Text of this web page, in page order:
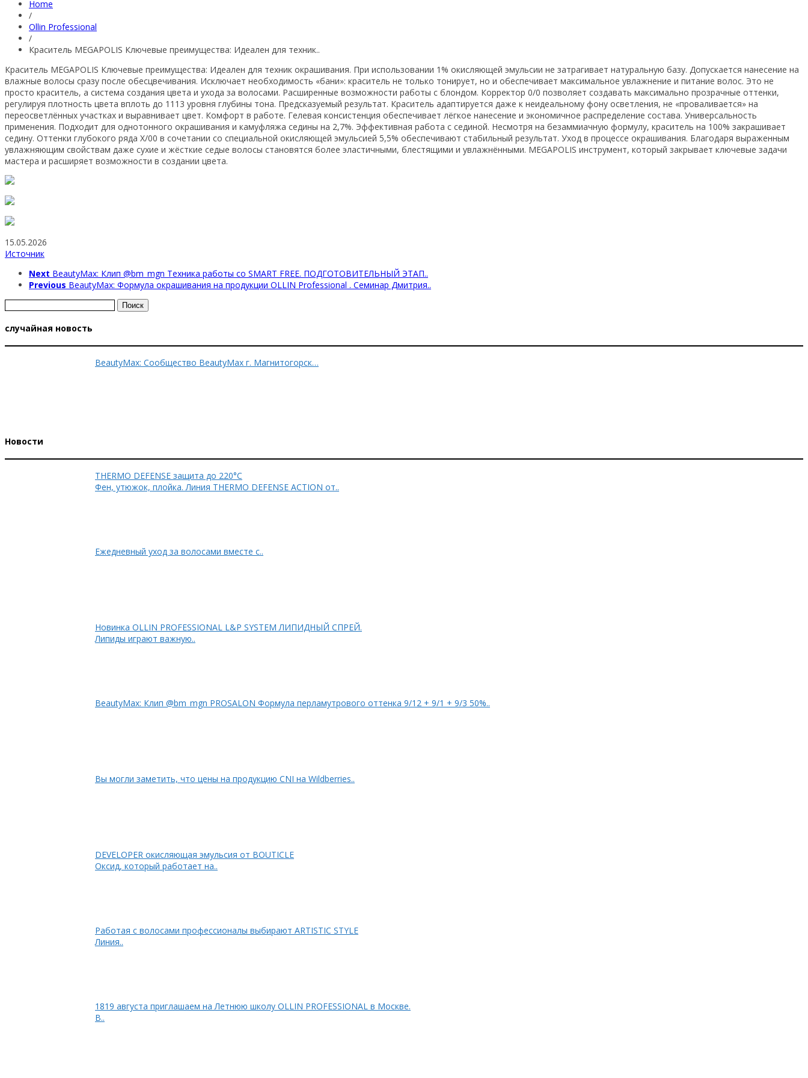
Home
/
Ollin Professional
/
Краситель MEGAPOLIS Ключевые преимущества: Идеален для техник..
Краситель MEGAPOLIS Ключевые преимущества: Идеален для техник окрашивания. При использовании 1% окисляющей эмульсии не затрагивает натуральную базу. Допускается нанесение на
влажные волосы сразу после обесцвечивания. Исключает необходимость «бани»: краситель не только тонирует, но и обеспечивает максимальное увлажнение и питание волос. Это не
просто краситель, а система создания цвета и ухода за волосами. Расширенные возможности работы с блондом. Корректор 0/0 позволяет создавать максимально прозрачные оттенки,
регулируя плотность цвета вплоть до 1113 уровня глубины тона. Предсказуемый результат. Краситель адаптируется даже к неидеальному фону осветления, не «проваливается» на
переосветлённых участках и выравнивает цвет. Комфорт в работе. Гелевая консистенция обеспечивает лёгкое нанесение и экономичное распределение состава. Универсальность
применения. Подходит для однотонного окрашивания и камуфляжа седины на 2,7%. Эффективная работа с сединой. Несмотря на безаммиачную формулу, краситель на 100% закрашивает
седину. Оттенки глубокого ряда Х/00 в сочетании со специальной окисляющей эмульсией 5,5% обеспечивают стабильный результат. Уход в процессе окрашивания. Благодаря выраженным
увлажняющим свойствам даже сухие и жёсткие седые волосы становятся более эластичными, блестящими и увлажнёнными. MEGAPOLIS инструмент, который закрывает ключевые задачи
мастера и расширяет возможности в создании цвета.
15.05.2026
Источник
Next BeautyMax: Клип @bm_mgn Техника работы со SMART FREE. ПОДГОТОВИТЕЛЬНЫЙ ЭТАП..
Previous BeautyMax: Формула окрашивания на продукции OLLIN Professional . Семинар Дмитрия..
Найти:
случайная новость
BeautyMax: Сообщество BeautyMax г. Магнитогорск…
Новости
THERMO DEFENSE защита до 220°C
Фен, утюжок, плойка. Линия THERMO DEFENSE ACTION от..
Ежедневный уход за волосами вместе с..
Новинка OLLIN PROFESSIONAL L&P SYSTEM ЛИПИДНЫЙ СПРЕЙ.
Липиды играют важную..
BeautyMax: Клип @bm_mgn PROSALON Формула перламутрового оттенка 9/12 + 9/1 + 9/3 50%..
Вы могли заметить, что цены на продукцию CNI на Wildberries..
DEVELOPER окисляющая эмульсия от BOUTICLE
Оксид, который работает на..
Работая с волосами профессионалы выбирают ARTISTIC STYLE
Линия..
1819 августа приглашаем на Летнюю школу OLLIN PROFESSIONAL в Москве.
В..